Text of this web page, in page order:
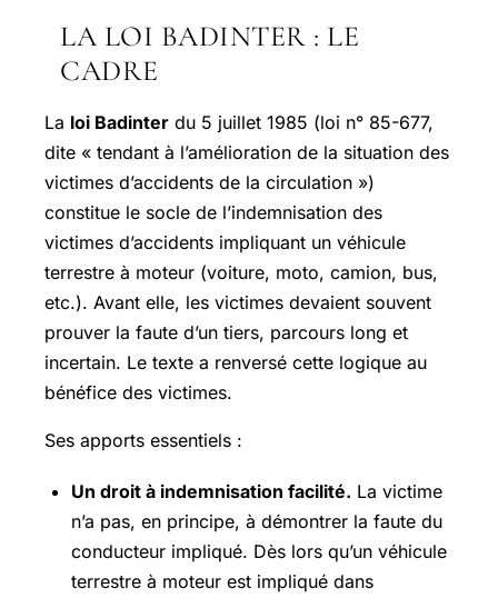
LA LOI BADINTER : LE
CADRE
La loi Badinter du 5 juillet 1985 (loi n° 85-677,
dite « tendant à l’amélioration de la situation des
victimes d’accidents de la circulation »)
constitue le socle de l’indemnisation des
victimes d’accidents impliquant un véhicule
terrestre à moteur (voiture, moto, camion, bus,
etc.). Avant elle, les victimes devaient souvent
prouver la faute d’un tiers, parcours long et
incertain. Le texte a renversé cette logique au
bénéfice des victimes.
Ses apports essentiels :
Un droit à indemnisation facilité. La victime
n’a pas, en principe, à démontrer la faute du
conducteur impliqué. Dès lors qu’un véhicule
terrestre à moteur est impliqué dans